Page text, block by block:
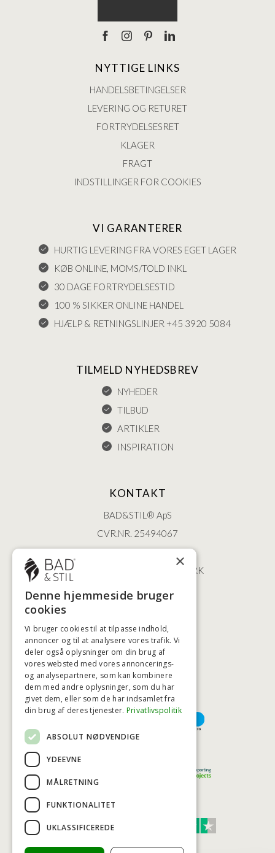
NYTTIGE LINKS
HANDELSBETINGELSER
LEVERING OG RETURET
FORTRYDELSESRET
KLAGER
FRAGT
INDSTILLINGER FOR COOKIES
VI GARANTERER
HURTIG LEVERING FRA VORES EGET LAGER
KØB ONLINE, MOMS/TOLD INKL
30 DAGE FORTRYDELSESTID
100 % SIKKER ONLINE HANDEL
HJÆLP & RETNINGSLINJER +45 3920 5084
TILMELD NYHEDSBREV
NYHEDER
TILBUD
ARTIKLER
INSPIRATION
KONTAKT
BAD&STIL® ApS
CVR.NR. 25494067
ØSTERBROGADE 202
2100 KØBENHAVN • DANMARK
+45 3920 5084
HØJESTE KREDITVÆRDIGHED
BETALINGSMULIGHEDER
TRUST SCORE 4,7
×
Denne hjemmeside bruger
cookies
Vi bruger cookies til at tilpasse indhold,
annoncer og til at analysere vores trafik. Vi
deler også oplysninger om din brug af
vores websted med vores annoncerings-
og analysepartnere, som kan kombinere
dem med andre oplysninger, som du har
givet dem, eller som de har indsamlet fra
din brug af deres tjenester. Privatlivspolitik
ABSOLUT NØDVENDIGE
YDEEVNE
MÅLRETNING
FUNKTIONALITET
UKLASSIFICEREDE